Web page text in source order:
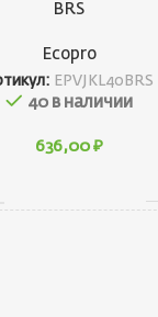
BRS
Ecopro
EPVJKL40BRS
40 в наличии
636,00 ₽